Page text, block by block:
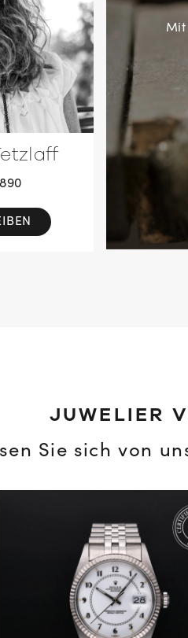
Mit
JUWELIER
Sie sich von